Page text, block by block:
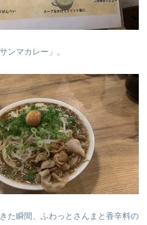
ンマカレー」。
た瞬間、ふわっとさんまと香辛料の